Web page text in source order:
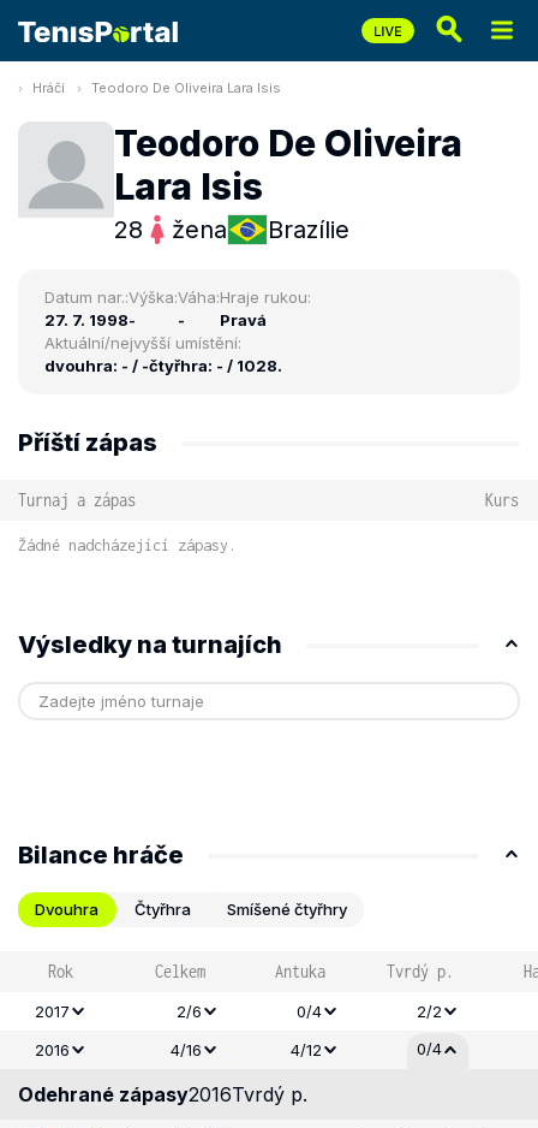
Hráči Teodoro De Oliveira Lara Isis
Teodoro De Oliveira
Lara Isis
28 žena Brazílie
Datum nar.:
27. 7. 1998
Výška:
-
Váha:
-
Hraje rukou:
Pravá
Aktuální/nejvyšší umístění:
dvouhra: - / -čtyřhra: - / 1028.
Příští zápas
Turnaj a zápas Kurs
Žádné nadcházející zápasy.
Výsledky na turnajích
Bilance hráče
Dvouhra Čtyřhra Smíšené čtyřhry
Rok Celkem Antuka Tvrdý p.
2017 2/6 0/4
2/2
2016
4/16 4/12 0/4
Odehrané zápasy2016Tvrdý p.